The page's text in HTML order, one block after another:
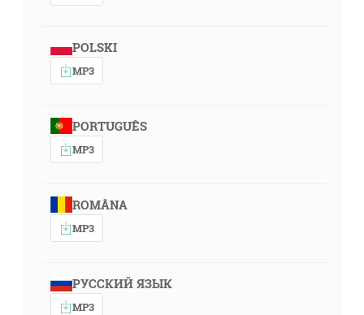
POLSKI
MP3
PORTUGUÊS
MP3
ROMÂNA
MP3
РУССКИЙ ЯЗЫК
MP3